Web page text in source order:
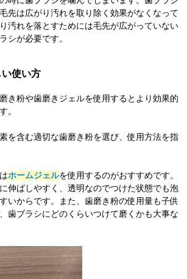
先は広がり汚れを取り除く効果がなくなって
汚れを落とすためには毛先が広がっていない
シが必要です。
使い方
き粉や歯磨きジェルを使用するとより効果的
。
を含む適切な歯磨き粉を選び、使用方法を指
ホームジェルを使用するのがおすすめです。
伸ばしやすく、透明なのでつけた状態でも泡
いからです。また、歯磨き粉の使用量も子供
歯ブラシにどのくらいつけて磨くかも大事な